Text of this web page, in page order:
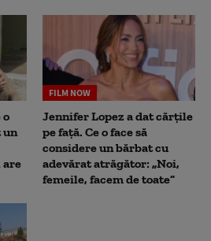
o
un
are
FILM NOW
Jennifer Lopez a dat cărțile
pe față. Ce o face să
considere un bărbat cu
adevărat atrăgător: „Noi,
femeile, facem de toate”